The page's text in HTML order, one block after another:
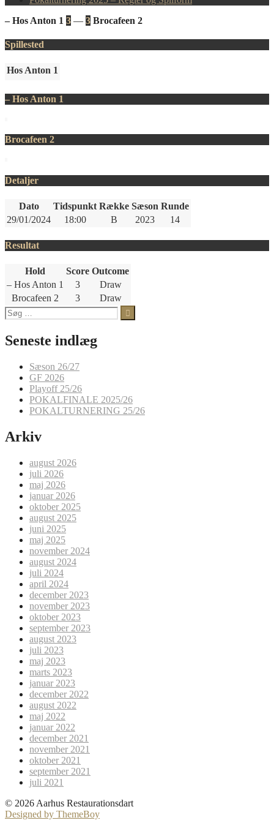
– Hos Anton 1 3 — 3 Brocafeen 2
Spillested
Hos Anton 1
– Hos Anton 1
Brocafeen 2
Detaljer
Dato Tidspunkt Række Sæson Runde
29/01/2024
18:00 B 2023 14
Resultat
Hold Score Outcome
– Hos Anton 1
3
Draw
Brocafeen 2
3
Draw
Søg
efter:
Seneste indlæg
Sæson 26/27
GF 2026
Playoff 25/26
POKALFINALE 2025/26
POKALTURNERING 25/26
Arkiv
august 2026
juli 2026
maj 2026
januar 2026
oktober 2025
august 2025
juni 2025
maj 2025
november 2024
august 2024
juli 2024
april 2024
december 2023
november 2023
oktober 2023
september 2023
august 2023
juli 2023
maj 2023
marts 2023
januar 2023
december 2022
august 2022
maj 2022
januar 2022
december 2021
november 2021
oktober 2021
september 2021
juli 2021
© 2026 Aarhus Restaurationsdart
Designed by ThemeBoy